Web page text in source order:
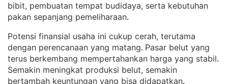
bibit, pembuatan tempat budidaya, serta kebutuhan
pakan sepanjang pemeliharaan.
Potensi finansial usaha ini cukup cerah, terutama
dengan perencanaan yang matang. Pasar belut yang
terus berkembang mempertahankan harga yang stabil
Semakin meningkat produksi belut, semakin
bertambah keuntungan yang bisa didapatkan.